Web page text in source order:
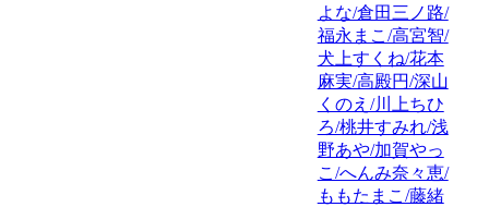
よな/倉田三ノ路/
福永まこ/高宮智/
犬上すくね/花本
麻実/高殿円/深山
くのえ/川上ちひ
ろ/桃井すみれ/浅
野あや/加賀やっ
こ/へんみ奈々恵/
ももたまこ/藤緒